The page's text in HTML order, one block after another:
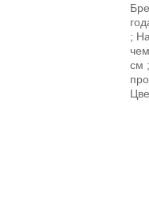
;
см